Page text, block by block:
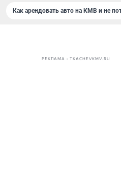
Как арендовать авто на КМВ и не
РЕКЛАМА • TKACHEVKMV.RU